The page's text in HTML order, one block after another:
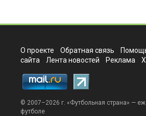
О проекте Обратная связь
сайта
Лента новостей Реклама
© 2007–2026 г. «Футбольная страна» —
футболе